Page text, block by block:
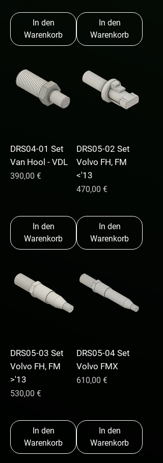
In den
Warenkorb
In den
Warenkorb
DRS04-01 Set
Van Hool - VDL
Preis
390,00 €
In den
Warenkorb
DRS05-02 Set
Volvo FH, FM
<'13
Preis
470,00 €
In den
Warenkorb
DRS05-03 Set
Volvo FH, FM
>'13
Preis
530,00 €
In den
Warenkorb
DRS05-04 Set
Volvo FMX
Preis
610,00 €
In den
Warenkorb